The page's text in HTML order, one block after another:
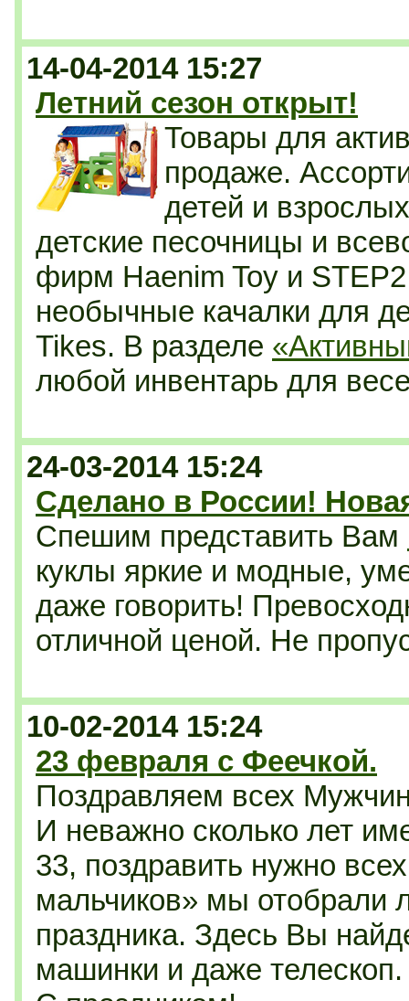
14-04-2014 15:27
Летний сезон открыт!
Товары для
продаже.
детей и
детские песочницы и
фирм Haenim Toy и
необычные качалки для
Tikes. В разделе
любой инвентарь для
24-03-2014 15:24
Сделано в России!
Спешим представить Вам
куклы яркие и модные,
даже говорить!
отличной ценой. Не
10-02-2014 15:24
23 февраля с Феечкой.
Поздравляем всех
И неважно сколько лет
33, поздравить нужно
мальчиков» мы отобрали
праздника. Здесь Вы
машинки и даже